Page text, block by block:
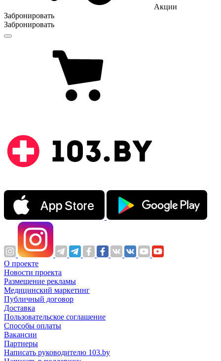
Акции
Забронировать
Забронировать
О проекте
Новости проекта
Размещение рекламы
Медицинский маркетинг
Публичный договор
Доставка
Пользовательское соглашение
Способы оплаты
Вакансии
Партнеры
Написать руководителю 103.by